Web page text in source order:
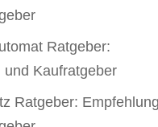
Ratgeber:
und Kaufratgeber
Ratgeber: Empfehlung